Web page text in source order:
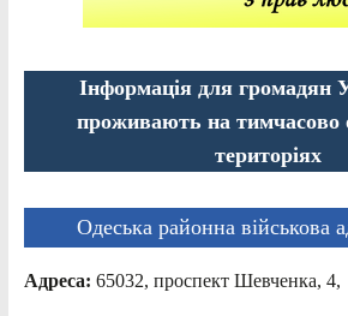
Інформація для громадян
проживають на тимчасово
територіях
Одеська районна військова
Адреса: 65032, проспект Шевченка, 4,